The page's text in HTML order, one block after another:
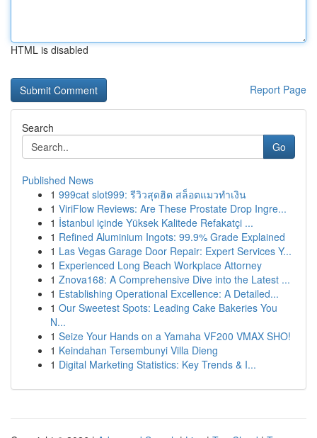
HTML is disabled
Report Page
Search
Go
Published News
1 999cat slot999: รีวิวสุดฮิต สล็อตแมวทำเงิน
1 ViriFlow Reviews: Are These Prostate Drop Ingre...
1 İstanbul içinde Yüksek Kalitede Refakatçi ...
1 Refined Aluminium Ingots: 99.9% Grade Explained
1 Las Vegas Garage Door Repair: Expert Services Y...
1 Experienced Long Beach Workplace Attorney
1 Znova168: A Comprehensive Dive into the Latest ...
1 Establishing Operational Excellence: A Detailed...
1 Our Sweetest Spots: Leading Cake Bakeries You
N...
1 Seize Your Hands on a Yamaha VF200 VMAX SHO!
1 Keindahan Tersembunyi Villa Dieng
1 Digital Marketing Statistics: Key Trends & I...